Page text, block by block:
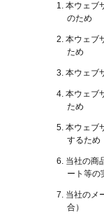
本ウェブ
のため
本ウェブ
ため
本ウェブ
本ウェブ
ため
本ウェブ
するため
当社の商
ート等の
当社のメ
合）